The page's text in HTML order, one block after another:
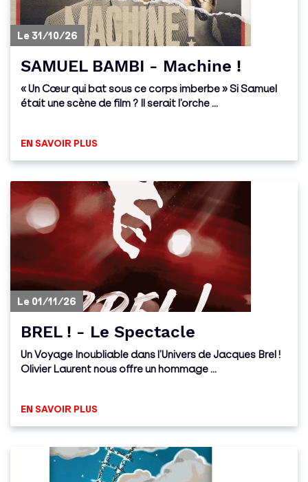
Le 31/10/26
SAMUEL BAMBI - Machine !
« Un Cœur qui bat sous ce corps imberbe » Si Samuel
était une scène de film ? Il serait l’orche ...
EN SAVOIR PLUS
Le 01/11/26
BREL ! - Le Spectacle
Un Voyage Inoubliable dans l’Univers de Jacques Brel !
Olivier Laurent nous offre un hommage ...
EN SAVOIR PLUS